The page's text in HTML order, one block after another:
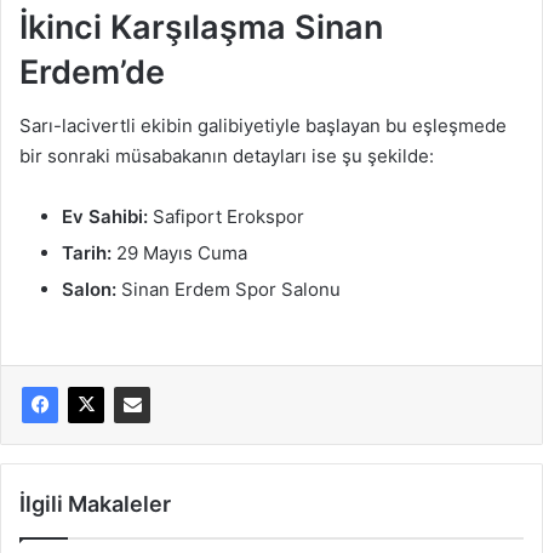
İkinci Karşılaşma Sinan
Erdem’de
Sarı-lacivertli ekibin galibiyetiyle başlayan bu eşleşmede
bir sonraki müsabakanın detayları ise şu şekilde:
Ev Sahibi: Safiport Erokspor
Tarih: 29 Mayıs Cuma
Salon: Sinan Erdem Spor Salonu
İlgili Makaleler